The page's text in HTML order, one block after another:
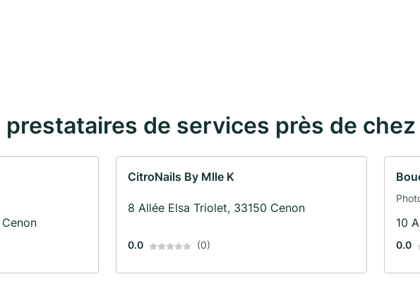
de services près de chez
CitroNails By Mlle K
8 Allée Elsa Triolet, 33150 Cenon
0.0 (0)
10
0.0